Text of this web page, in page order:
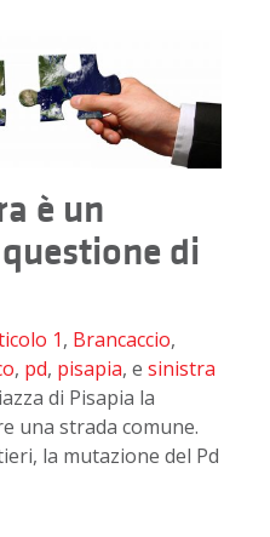
è un
di
1, Brancaccio,
, pd, pisapia, e sinistra
di Pisapia la
una strada comune.
la mutazione del Pd